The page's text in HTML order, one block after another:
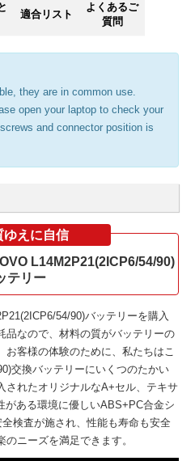
適合リスト
よくあるご
質問
they are in common use.
open your laptop to check your
and connector position is
ゆえに自信
L14M2P21(2ICP6/54/90)
テリー
54/90)バッテリーを購入
品なので、材料の質がバッテリーの
客様の体験のために、私たちはこ
交換バッテリーにいくつのたかい
されたオリジナルなA+セル、テキサ
がある環境に優しいABS+PC合金シ
検査が施され、性能も寿命も安全
ニーズを満足できます。